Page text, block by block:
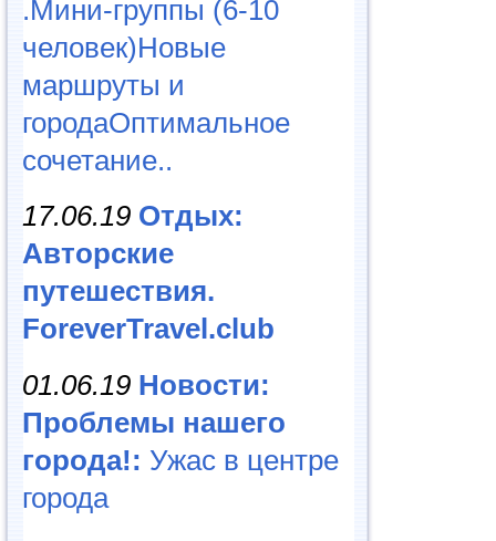
.Мини-группы (6-10
человек)Новые
маршруты и
городаОптимальное
сочетание..
17.06.19 Отдых:
Авторские
путешествия.
ForeverTravel.club
01.06.19 Новости:
Проблемы нашего
города!: Ужас в центре
города